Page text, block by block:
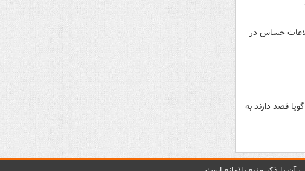
حساس در
قصد دارند به